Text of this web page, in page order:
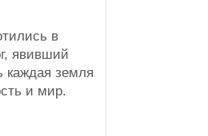
в
явивший
каждая земля
и мир.